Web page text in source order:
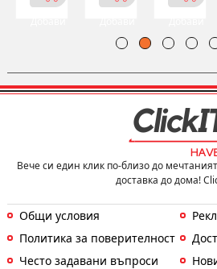
Вече си един клик по-близо до
доставка до дома!
Общи условия
Политика за поверителност
Често задавани въпроси